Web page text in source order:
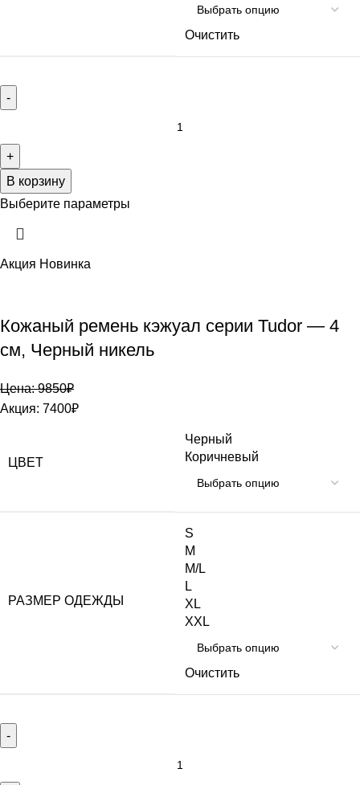
Очистить
В корзину
Выберите параметры
Акция Новинка
Кожаный ремень кэжуал серии Tudor — 4
см, Черный никель
Цена:9850₽
Акция: 7400₽
ЦВЕТ
Черный
Коричневый
РАЗМЕР ОДЕЖДЫ
S
M
M/L
L
XL
XXL
Очистить